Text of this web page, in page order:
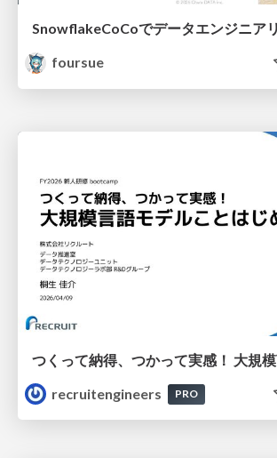
SnowflakeCoCoでデータエンジニア
foursue
recruitengineers
PRO